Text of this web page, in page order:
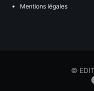
Mentions légales
©